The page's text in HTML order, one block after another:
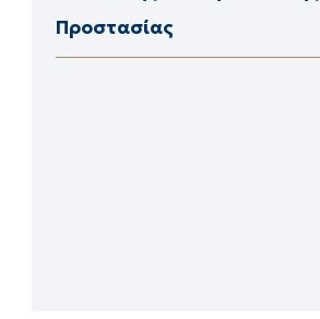
Προστασίας